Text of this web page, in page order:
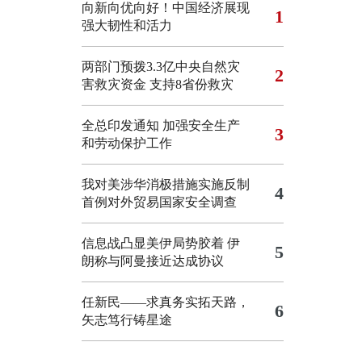
向新向优向好！中国经济展现
强大韧性和活力
1
两部门预拨3.3亿中央自然灾
害救灾资金 支持8省份救灾
2
全总印发通知 加强安全生产
和劳动保护工作
3
我对美涉华消极措施实施反制
首例对外贸易国家安全调查
4
信息战凸显美伊局势胶着 伊
朗称与阿曼接近达成协议
5
任新民——求真务实拓天路，
矢志笃行铸星途
6